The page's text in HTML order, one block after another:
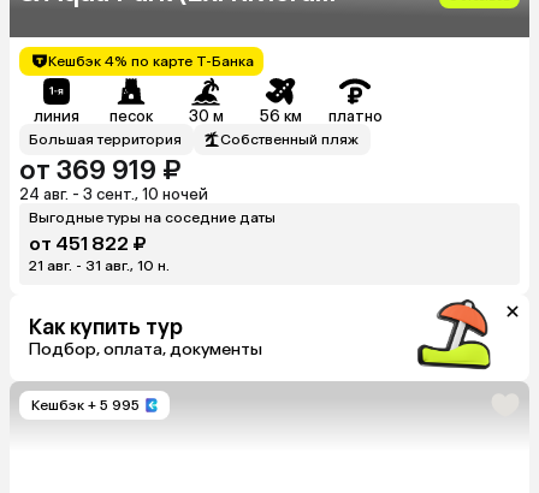
Кешбэк 4% по карте Т-Банка
линия песок 30 м 56 км платно
Большая территория Собственный пляж
от 369 919 ₽
24 авг. - 3 сент., 10 ночей
Выгодные туры на соседние даты
от 451 822 ₽
21 авг. - 31 авг., 10 н.
Как купить тур
Подбор, оплата, документы
Кешбэк + 5 995